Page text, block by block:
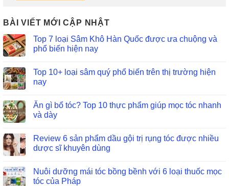
BÀI VIẾT MỚI CẬP NHẬT
Top 7 loại Sâm Khô Hàn Quốc được ưa chuộng và
phổ biến hiện nay
Top 10+ loại sâm quý phổ biến trên thị trường hiện
nay
Ăn gì bổ tóc? Top 10 thực phẩm giúp mọc tóc nhanh
và dày
Review 6 sản phẩm dầu gội trị rụng tóc được nhiều
dược sĩ khuyên dùng
Nuôi dưỡng mái tóc bồng bềnh với 6 loại thuốc mọc
tóc của Pháp